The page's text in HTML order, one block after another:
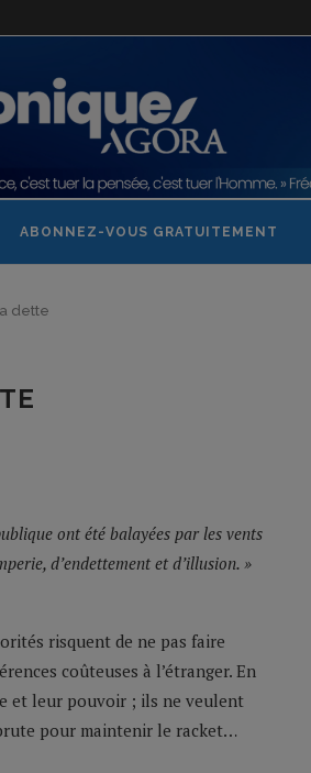
ABONNEZ-VOUS GRATUITEMENT
dette
ont été balayées par les vents
d’endettement et d’illusion. »
risquent de ne pas faire
coûteuses à l’étranger. En
et leur pouvoir ; ils ne veulent
pour maintenir le racket…